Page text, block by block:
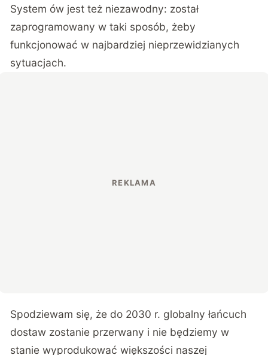
System ów jest też niezawodny: został
zaprogramowany w taki sposób, żeby
funkcjonować w najbardziej nieprzewidzianych
sytuacjach.
Spodziewam się, że do 2030 r. globalny łańcuch
dostaw zostanie przerwany i nie będziemy w
stanie wyprodukować większości naszej